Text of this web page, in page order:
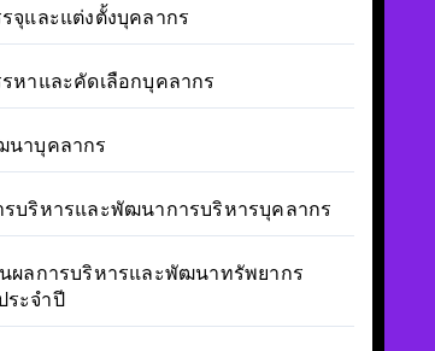
จุและแต่งตั้งบุคลากร
หาและคัดเลือกบุคลากร
นาบุคลากร
รบริหารและพัฒนาการบริหารบุคลากร
นผลการบริหารและพัฒนาทรัพยากร
ะจำปี